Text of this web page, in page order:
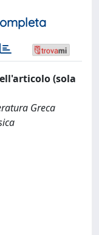
(sola
Greca